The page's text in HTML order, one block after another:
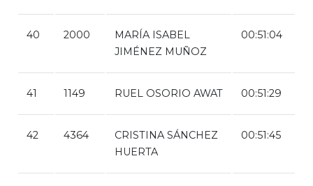
40 2000
MARÍA ISABEL
JIMÉNEZ MUÑOZ
00:51:04
41 1149 RUEL OSORIO AWAT 00:51:29
42 4364
CRISTINA SÁNCHEZ
HUERTA
00:51:45